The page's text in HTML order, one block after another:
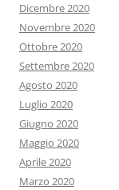
Dicembre 2020
Novembre 2020
Ottobre 2020
Settembre 2020
Agosto 2020
Luglio 2020
Giugno 2020
Maggio 2020
Aprile 2020
Marzo 2020